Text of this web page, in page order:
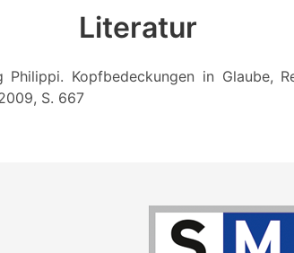
Literatur
Philippi. Kopfbedeckungen in Glaube,
S. 667